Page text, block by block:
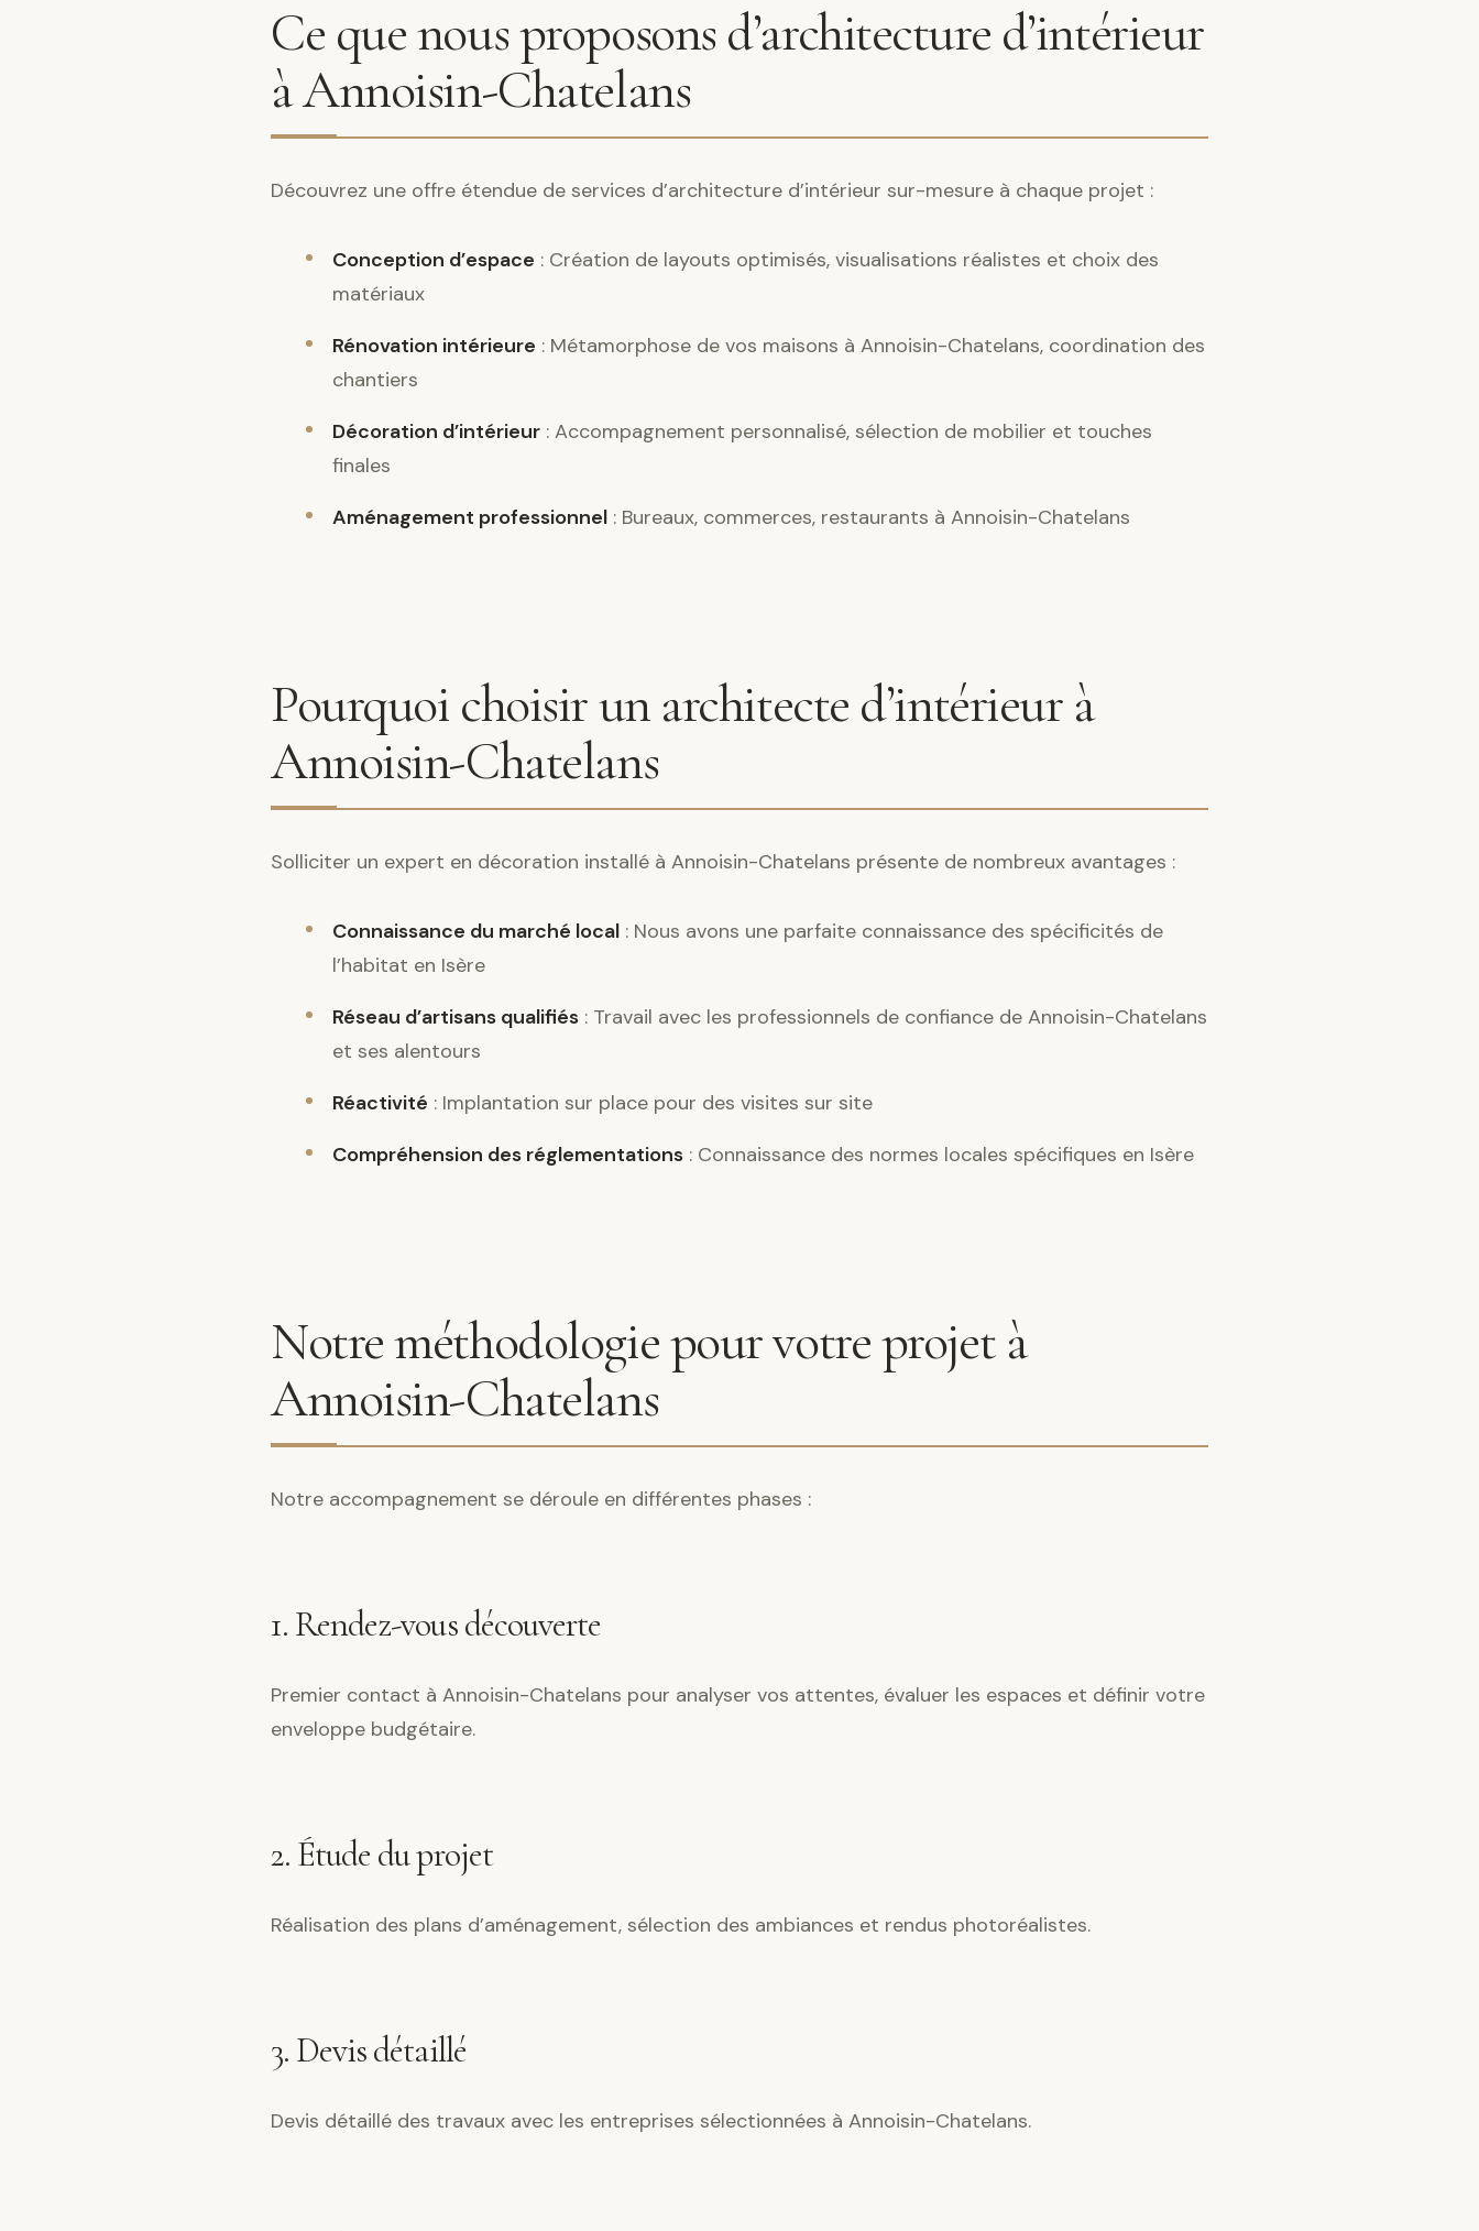
Ce que nous proposons d’architecture d’intérieur
à Annoisin-Chatelans
Découvrez une offre étendue de services d’architecture d’intérieur sur-mesure à chaque projet :
Conception d’espace : Création de layouts optimisés, visualisations réalistes et choix des
matériaux
Rénovation intérieure : Métamorphose de vos maisons à Annoisin-Chatelans, coordination des
chantiers
Décoration d’intérieur : Accompagnement personnalisé, sélection de mobilier et touches
finales
Aménagement professionnel : Bureaux, commerces, restaurants à Annoisin-Chatelans
Pourquoi choisir un architecte d’intérieur à
Annoisin-Chatelans
Solliciter un expert en décoration installé à Annoisin-Chatelans présente de nombreux avantages :
Connaissance du marché local : Nous avons une parfaite connaissance des spécificités de
l’habitat en Isère
Réseau d’artisans qualifiés : Travail avec les professionnels de confiance de Annoisin-Chatelans
et ses alentours
Réactivité : Implantation sur place pour des visites sur site
Compréhension des réglementations : Connaissance des normes locales spécifiques en Isère
Notre méthodologie pour votre projet à
Annoisin-Chatelans
Notre accompagnement se déroule en différentes phases :
1. Rendez-vous découverte
Premier contact à Annoisin-Chatelans pour analyser vos attentes, évaluer les espaces et définir votre
enveloppe budgétaire.
2. Étude du projet
Réalisation des plans d’aménagement, sélection des ambiances et rendus photoréalistes.
3. Devis détaillé
Devis détaillé des travaux avec les entreprises sélectionnées à Annoisin-Chatelans.